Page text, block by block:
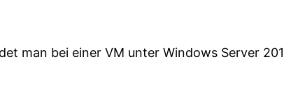
man bei einer VM unter Windows Server